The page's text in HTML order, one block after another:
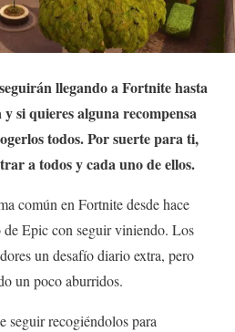
llegando a Fortnite hasta
si quieres alguna recompensa
todos. Por suerte para ti,
a todos y cada uno de ellos.
común en Fortnite desde hace
Epic con seguir viniendo. Los
un desafío diario extra, pero
un poco aburridos.
seguir recogiéndolos para